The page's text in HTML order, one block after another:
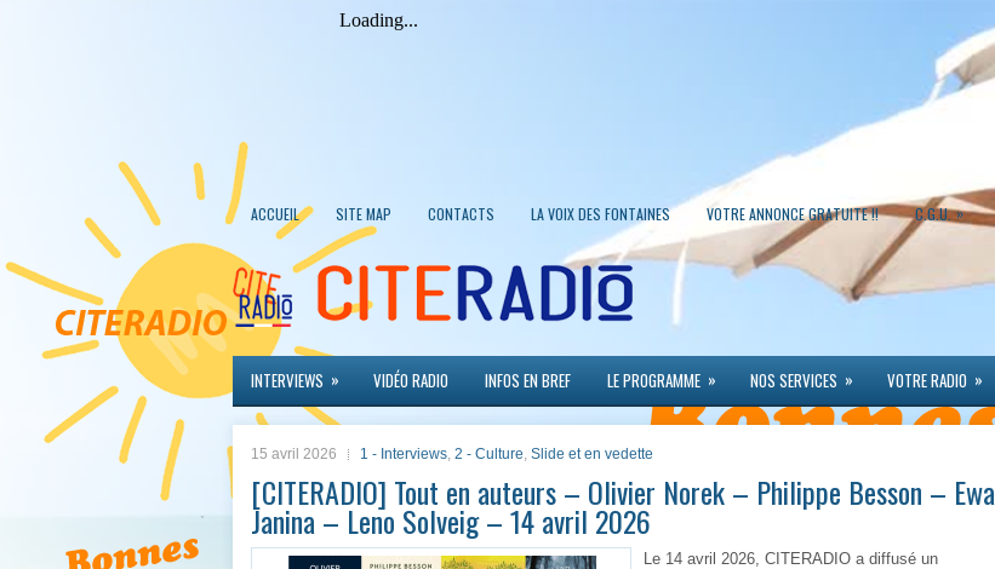
ACCUEIL SITE MAP CONTACTS LA VOIX DES FONTAINES VOTRE ANNONCE GRATUITE !! C.G.U. »
INTERVIEWS » VIDÉO RADIO INFOS EN BREF LE PROGRAMME » NOS SERVICES » VOTRE RADIO »
15 avril 2026 1 - Interviews, 2 - Culture, Slide et en vedette
[CITERADIO] Tout en auteurs – Olivier Norek – Philippe Besson – Ewa
Janina – Leno Solveig – 14 avril 2026
Le 14 avril 2026, CITERADIO a diffusé un